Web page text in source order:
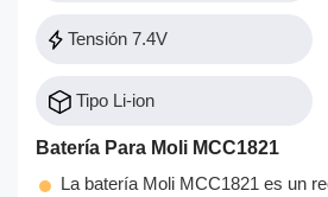
Tensión 7.4V
Tipo Li-ion
Batería Para Moli MCC1821
La batería Moli MCC1821 es un